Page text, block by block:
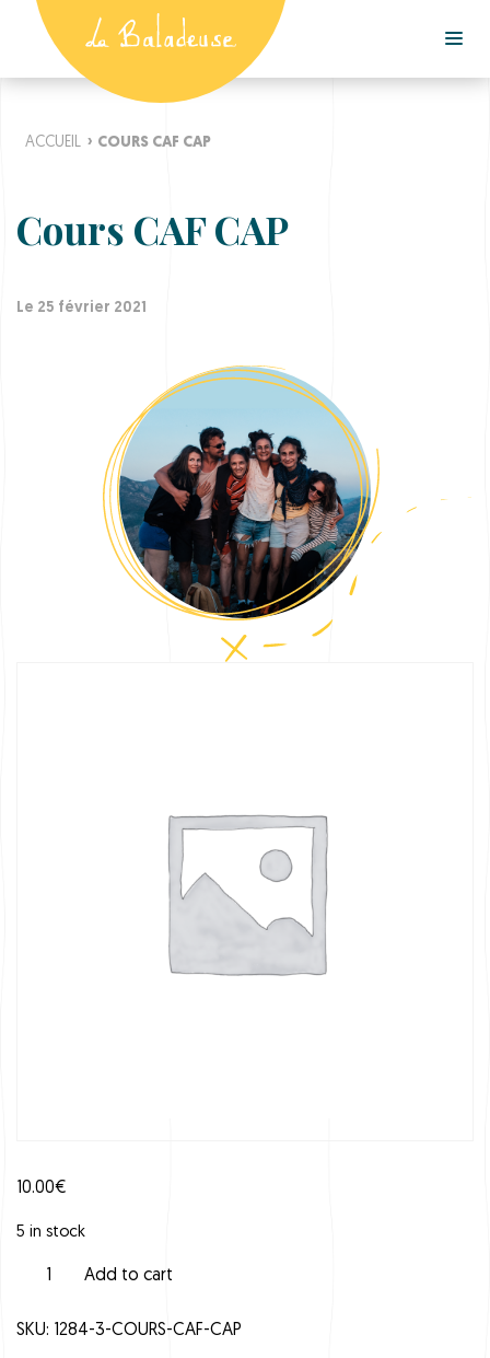
ACCUEIL › COURS CAF CAP
Cours CAF CAP
Le 25 février 2021
10.00€
5 in stock
r
Add to cart
SKU: 1284-3-COURS-CAF-CAP